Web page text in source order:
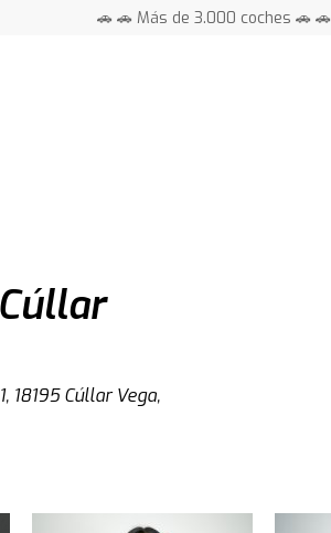
🚗 🚗 Más de 3.000 coches 🚗 🚗
18195 Cúllar Vega,